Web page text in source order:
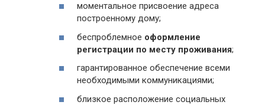
моментальное присвоение адреса
построенному дому;
беспроблемное оформление
регистрации по месту проживания;
гарантированное обеспечение всеми
необходимыми коммуникациями;
близкое расположение социальных